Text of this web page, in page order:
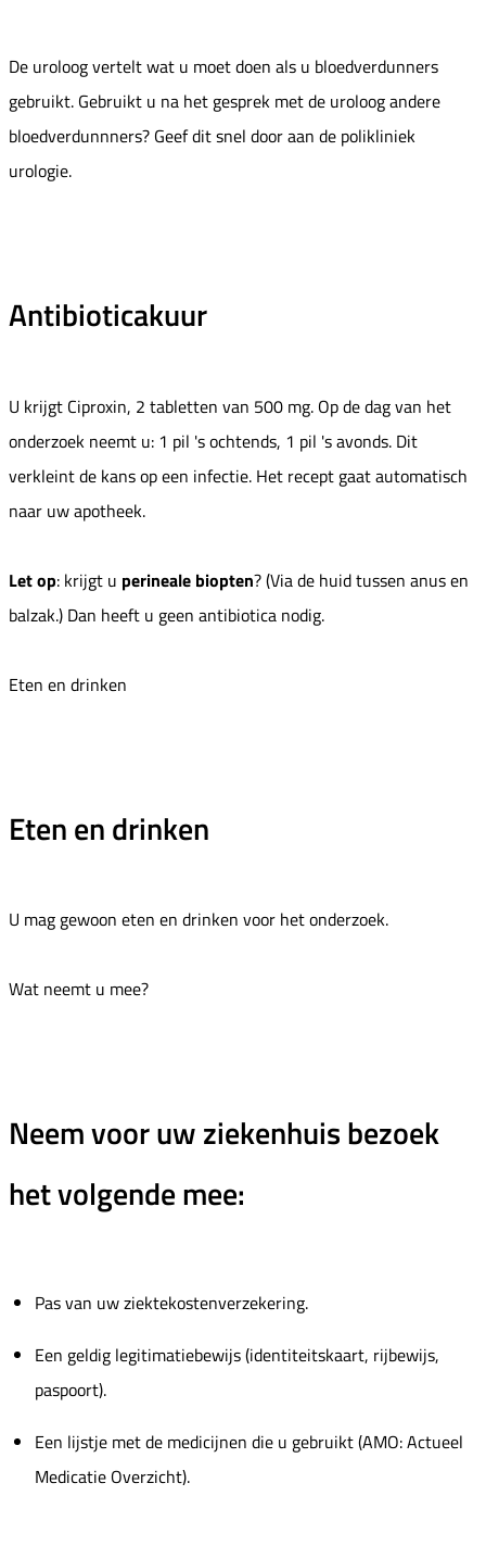
De uroloog vertelt wat u moet doen als u bloedverdunners
gebruikt. Gebruikt u na het gesprek met de uroloog andere
bloedverdunnners? Geef dit snel door aan de polikliniek
urologie.
Antibioticakuur
U krijgt Ciproxin, 2 tabletten van 500 mg. Op de dag van het
onderzoek neemt u: 1 pil 's ochtends, 1 pil 's avonds. Dit
verkleint de kans op een infectie. Het recept gaat automatisch
naar uw apotheek.
Let op: krijgt u perineale biopten? (Via de huid tussen anus en
balzak.) Dan heeft u geen antibiotica nodig.
Eten en drinken
Eten en drinken
U mag gewoon eten en drinken voor het onderzoek.
Wat neemt u mee?
Neem voor uw ziekenhuis bezoek
het volgende mee:
Pas van uw ziektekostenverzekering.
Een geldig legitimatiebewijs (identiteitskaart, rijbewijs,
paspoort).
Een lijstje met de medicijnen die u gebruikt (AMO: Actueel
Medicatie Overzicht).